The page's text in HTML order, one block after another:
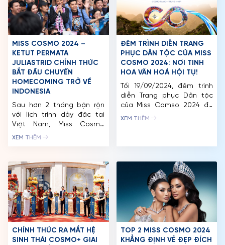
TRANG CHỦ
MCO
CUỘC THI
TIN TỨC & THƯ VIỆN
ĐỐI TÁC
FAQ
quan trọng khi TPN Global
chính thức công bố hợp
tác chiến lược với tổ […]
MISS COSMO 2024 –
KETUT PERMATA
JULIASTRID CHÍNH THỨC
BẮT ĐẦU CHUYẾN
HOMECOMING TRỞ VỀ
INDONESIA
Sau hơn 2 tháng bận rộn
với lịch trình dày đặc tại
Việt Nam, Miss Cosmo
2024 – Ketut Permata
về quê nhà Indonesia.
Đồng hành cùng Tata trong
chuyến trở về này có CEO
Trần Việt Bảo Hoàng cùng
các thành viên của Tổ chức
Miss Cosmo. […]
XEM THÊM
ĐÊM TRÌNH DIỄN TRANG
PHỤC DÂN TỘC CỦA MISS
COSMO 2024: NƠI TINH
HOA VĂN HOÁ HỘI TỤ!
Tối 19/09/2024, đêm trình
diễn Trang phục Dân tộc
của Miss Comso 2024 đã
diễn ra tại Khu du lịch sinh
trên thế giới. Hơn 50 bộ
trang phục dân tộc được
trình diễn […]
XEM THÊM
CHÍNH THỨC RA MẮT HỆ
SINH THÁI COSMO+ GIAI
TOP 2 MISS COSMO 2024
KHẲNG ĐỊNH VẺ ĐẸP ĐÍCH